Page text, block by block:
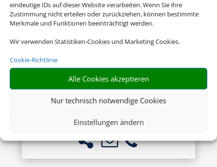
eindeutige IDs auf dieser Website verarbeiten. Wenn Sie ihre
Zustimmung nicht erteilen oder zurückziehen, können bestimmte
Merkmale und Funktionen beeinträchtigt werden.
Wir verwenden Statistiken-Cookies und Marketing Cookies.
Cookie-Richtlinie
Alle Cookies akzeptieren
Nur technisch notwendige Cookies
Einstellungen ändern
ab 898 € (p.P.)
Sandy Beach Hotel & Spa
Zypern Ost, Larnaca